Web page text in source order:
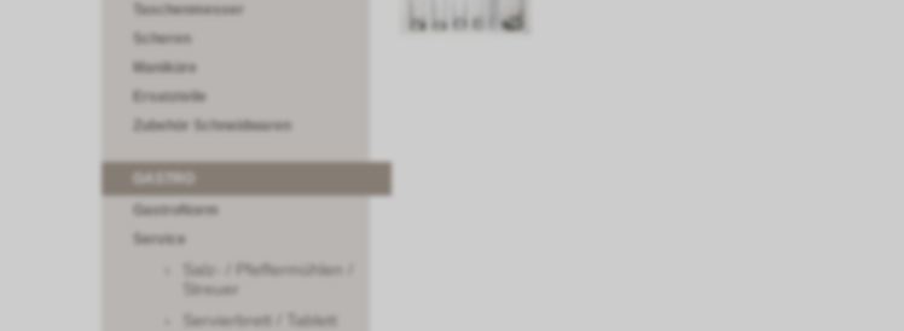
Taschenmesser
Scheren
Maniküre
Ersatzteile
Zubehör Schneidwaren
GastroNorm
Service
Salz- / Pfeffermühlen /
Streuer
Servierbrett / Tablett